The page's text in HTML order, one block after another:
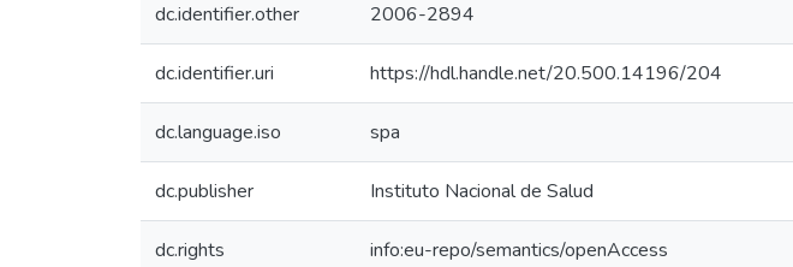
dc.identifier.other 2006-2894
dc.identifier.uri https://hdl.handle.net/20.500.14196/204
dc.language.iso spa
dc.publisher Instituto Nacional de Salud
dc.rights info:eu-repo/semantics/openAccess